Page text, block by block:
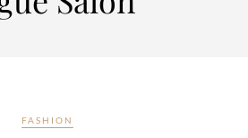
FASHION